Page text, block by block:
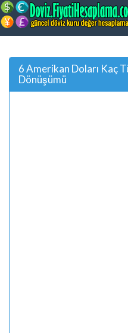
6 Amerikan Doları Kaç
Dönüşümü